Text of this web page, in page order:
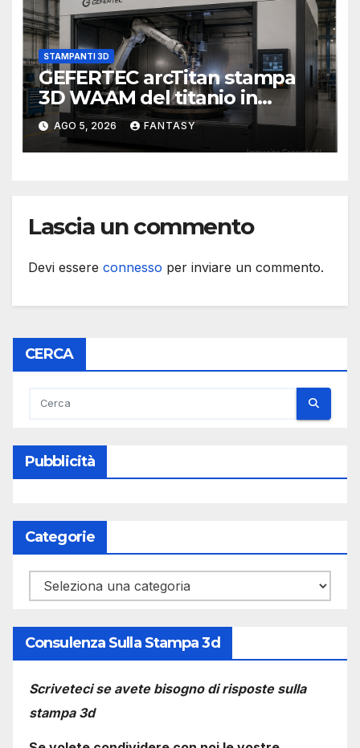
STAMPANTI 3D
GEFERTEC arcTitan stampa
3D WAAM del titanio in
camera inerte
AGO 5, 2026 FANTASY
Lascia un commento
Devi essere connesso per inviare un commento.
CERCA
Pubblicità
Categorie
Categorie
Consulenza Sulla Stampa 3d
Scriveteci se avete bisogno di risposte sulla
stampa 3d